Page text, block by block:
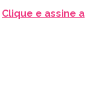
Clique e assine a